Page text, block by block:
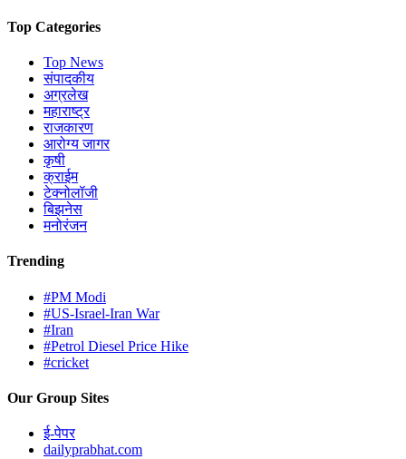
Top Categories
Top News
संपादकीय
अग्रलेख
महाराष्ट्र
राजकारण
आरोग्य जागर
कृषी
क्राईम
टेक्नोलॉजी
बिझनेस
मनोरंजन
Trending
#PM Modi
#US-Israel-Iran War
#Iran
#Petrol Diesel Price Hike
#cricket
Our Group Sites
ई-पेपर
dailyprabhat.com